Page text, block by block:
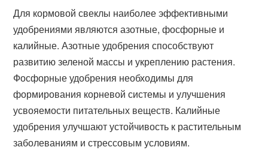
Для кормовой свеклы наиболее эффективными
удобрениями являются азотные, фосфорные и
калийные. Азотные удобрения способствуют
развитию зеленой массы и укреплению растения.
Фосфорные удобрения необходимы для
формирования корневой системы и улучшения
усвояемости питательных веществ. Калийные
удобрения улучшают устойчивость к растительным
заболеваниям и стрессовым условиям.